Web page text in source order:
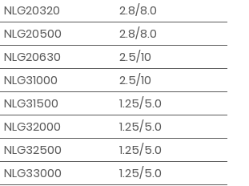
NLG20320
2.8/8.0
NLG20500
2.8/8.0
NLG20630
2.5/10
NLG31000
2.5/10
NLG31500
1.25/5.0
NLG32000
1.25/5.0
NLG32500
1.25/5.0
NLG33000
1.25/5.0